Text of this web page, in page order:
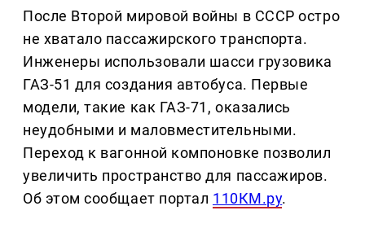
После Второй мировой войны в СССР остро
не хватало пассажирского транспорта.
Инженеры использовали шасси грузовика
ГАЗ-51 для создания автобуса. Первые
модели, такие как ГАЗ-71, оказались
неудобными и маловместительными.
Переход к вагонной компоновке позволил
увеличить пространство для пассажиров.
Об этом сообщает портал 110КМ.ру.